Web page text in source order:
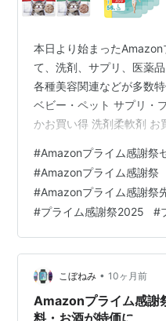
本日より始まった
て、洗剤、サプリ、医薬
各種美容関連などが多数
ベビー・ペット サプリ・
かお買い得 洗剤柔軟剤 お
プラリー【10/10まで】
100,000ポイント獲得の
Music Unlimitedが最大4
Music Unlimitedファミリ
【10/10ま…
#Amazonプライム感謝祭
#Amazonプライム感謝祭
#Amazonプライム感謝祭
#プライム感謝祭2025 #
こぼねみ • 10ヶ月前
Amazonプライム感謝
料・お酒が特価に